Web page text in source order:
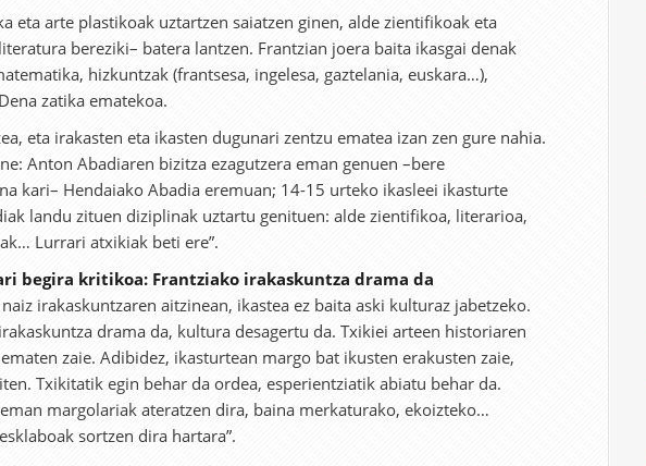
eta arte plastikoak uztartzen saiatzen ginen, alde zientifikoak eta
bereziki– batera lantzen. Frantzian joera baita ikasgai denak
hizkuntzak (frantsesa, ingelesa, gaztelania, euskara…),
zatika ematekoa.
eta irakasten eta ikasten dugunari zentzu ematea izan zen gure nahia.
Anton Abadiaren bizitza ezagutzera eman genuen –bere
kari– Hendaiako Abadia eremuan; 14-15 urteko ikasleei ikasturte
landu zituen diziplinak uztartu genituen: alde zientifikoa, literarioa,
Lurrari atxikiak beti ere”.
begira kritikoa: Frantziako irakaskuntza drama da
irakaskuntzaren aitzinean, ikastea ez baita aski kulturaz jabetzeko.
drama da, kultura desagertu da. Txikiei arteen historiaren
zaie. Adibidez, ikasturtean margo bat ikusten erakusten zaie,
Txikitatik egin behar da ordea, esperientziatik abiatu behar da.
margolariak ateratzen dira, baina merkaturako, ekoizteko…
sortzen dira hartara”.